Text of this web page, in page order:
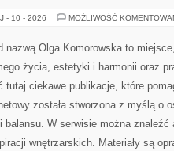
- 10 - 2026 MOŻLIWOŚĆ
nazwą Olga Komorowska to
życia, estetyki i harmonii oraz
ciekawe publikacje, które
została stworzona z myślą o
balansu. W serwisie można znaleźć
wnętrzarskich. Materiały są